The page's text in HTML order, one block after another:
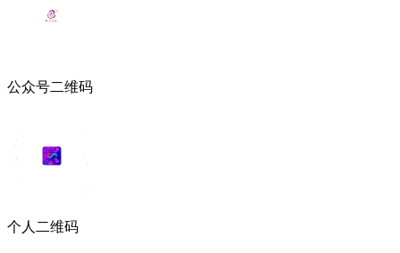
公众号二维码
个人二维码